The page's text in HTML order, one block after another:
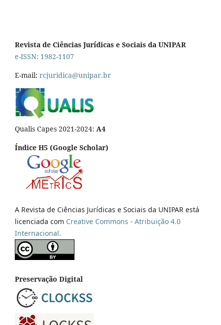
Revista de Ciências Jurídicas e Sociais da UNIPAR
e-ISSN: 1982-1107
E-mail: rcjuridica@unipar.br
Qualis Capes 2021-2024: A4
Índice H5 (Google Scholar)
A Revista de Ciências Jurídicas e Sociais da UNIPAR está
licenciada com Creative Commons - Atribuição 4.0
Internacional.
Preservação Digital